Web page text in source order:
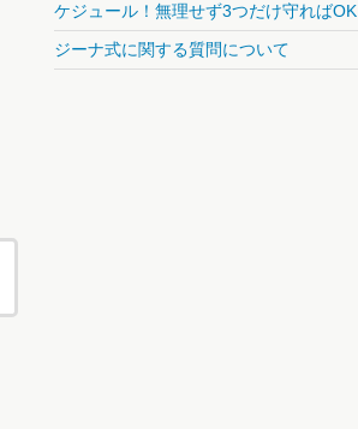
ケジュール！無理せず3つだけ守ればOK
ジーナ式に関する質問について